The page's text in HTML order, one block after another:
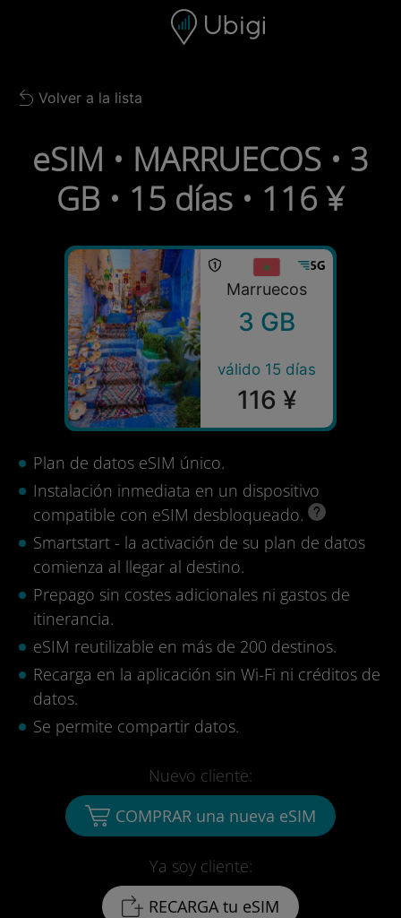
Barra de navegación
Back to list
Volver a la lista
eSIM • MARRUECOS • 3
GB • 15 días • 116 ¥
Marruecos
3 GB
válido 15 días
116 ¥
Plan de datos eSIM único.
Instalación inmediata en un dispositivo
compatible con eSIM desbloqueado.
Smartstart - la activación de su plan de datos
comienza al llegar al destino.
Prepago sin costes adicionales ni gastos de
itinerancia.
eSIM reutilizable en más de 200 destinos.
Recarga en la aplicación sin Wi-Fi ni créditos de
datos.
Se permite compartir datos.
Ya soy cliente:
RECARGA tu eSIM
Nuevo cliente:
COMPRAR una nueva eSIM